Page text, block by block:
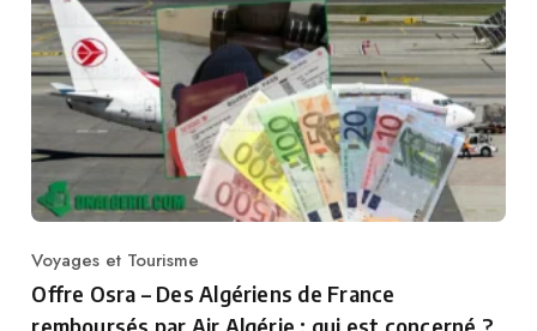
Category
Voyages et Tourisme
Offre Osra – Des Algériens de France
remboursés par Air Algérie : qui est concerné ?